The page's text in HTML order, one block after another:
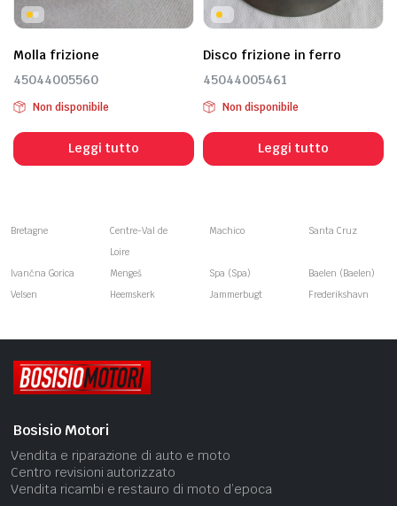
Molla frizione
45044005560
Non disponibile
Leggi tutto
Disco frizione in ferro
45044005461
Non disponibile
Leggi tutto
Bretagne
Centre-Val de
Loire
Machico Santa Cruz
Ivančna Gorica Mengeš Spa (Spa)
Baelen (Baelen)
Velsen
Heemskerk Jammerbugt Frederikshavn
Bosisio Motori
Vendita e riparazione di auto e moto
Centro revisioni autorizzato
Vendita ricambi e restauro di moto d’epoca